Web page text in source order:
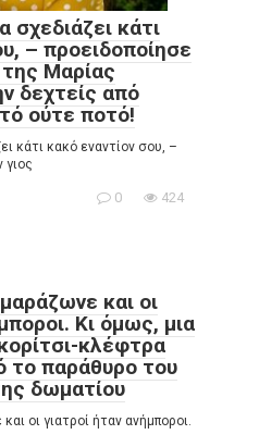
κάτι
– προειδοποίησε
Μαρίας
δεχτείς από
ούτε ποτό!
κάτι κακό εναντίον σου, –
γιος
0 424
και οι
Κι όμως, μια
κλέφτρα
το παράθυρο του
δωματίου
οι γιατροί ήταν ανήμποροι.